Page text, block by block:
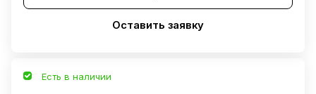
Оставить заявку
Есть в наличии